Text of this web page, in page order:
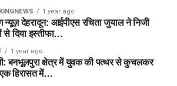
1 year ago
न्यूज़ देहरादून: आईपीएस रचिता जुयाल ने निजी
से दिया इस्तीफा…
1 year ago
बनभूलपुरा क्षेत्र में युवक की पत्थर से कुचलकर
एक हिरासत में…